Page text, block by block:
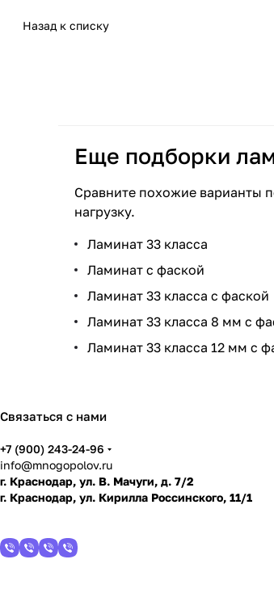
Назад к списку
Еще подборки
Сравните похожие варианты
нагрузку.
Ламинат 33 класса
Ламинат с фаской
Ламинат 33 класса с фаской
Ламинат 33 класса 8 мм с
Ламинат 33 класса 12 мм с
Связаться с нами
+7 (900) 243-24-96
info@mnogopolov.ru
г. Краснодар, ул. В. Мачуги, д. 7/2
г. Краснодар, ул. Кирилла Россинского, 11/1